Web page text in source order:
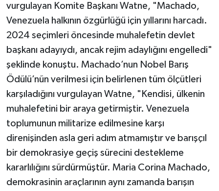
vurgulayan Komite Başkanı Watne, "Machado,
Venezuela halkının özgürlüğü için yıllarını harcadı.
2024 seçimleri öncesinde muhalefetin devlet
başkanı adayıydı, ancak rejim adaylığını engelledi"
şeklinde konuştu. Machado’nun Nobel Barış
Ödülü’nün verilmesi için belirlenen tüm ölçütleri
karşıladığını vurgulayan Watne, "Kendisi, ülkenin
muhalefetini bir araya getirmiştir. Venezuela
toplumunun militarize edilmesine karşı
direnişinden asla geri adım atmamıştır ve barışçıl
bir demokrasiye geçiş sürecini destekleme
kararlılığını sürdürmüştür. Maria Corina Machado,
demokrasinin araçlarının aynı zamanda barışın